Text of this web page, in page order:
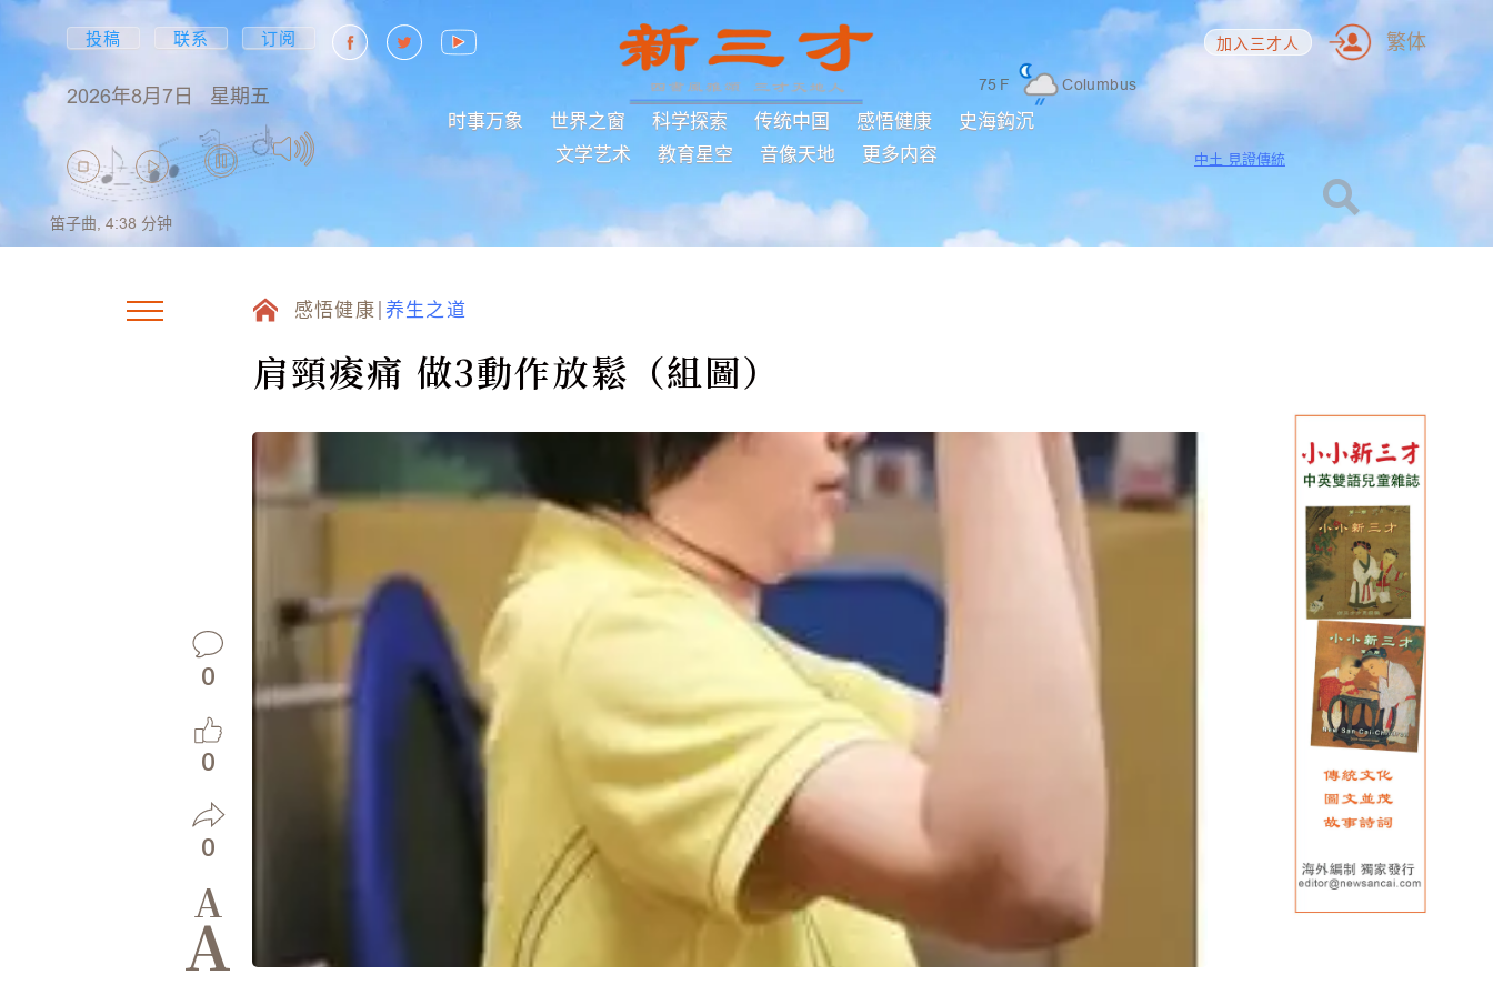
投稿 联系 订阅
2026年8月7日 星期五 75 F Columbus
时事万象 世界之窗 科学探索 传统中国 感悟健康
史海鈎沉
文学艺术
教育星空 音像天地 更多内容
加入三才人 繁体
中土 見證傳統
笛子曲, 4:38 分钟
感悟健康 养生之道
肩頸痠痛 做3動作放鬆（組圖）
0
0
0
A
A